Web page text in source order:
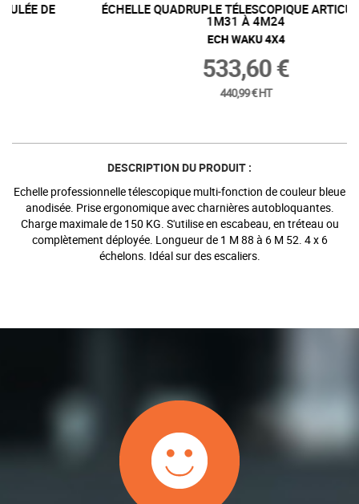
ÉCHELLE QUADRUPLE TÉLESCOPIQUE ARTICULÉE DE
1M31 À 4M24
ECH WAKU 4X4
533,60 €
DESCRIPTION DU PRODUIT :
Echelle professionnelle télescopique multi-fonction de couleur bleue
anodisée. Prise ergonomique avec charnières autobloquantes.
Charge maximale de 150 KG. S'utilise en escabeau, en tréteau ou
complètement déployée. Longueur de 1 M 88 à 6 M 52. 4 x 6
échelons. Idéal sur des escaliers.